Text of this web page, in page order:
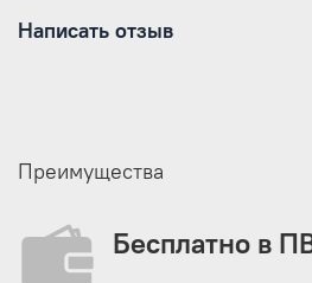
Написать отзыв
Преимущества
Бесплатно в